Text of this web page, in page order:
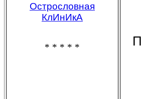
Острословная
КлИнИкА
* * * * *